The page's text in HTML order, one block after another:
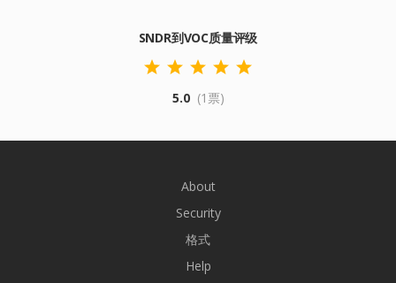
SNDR到VOC质量评级
5.0 (1票)
About
Security
格式
Help